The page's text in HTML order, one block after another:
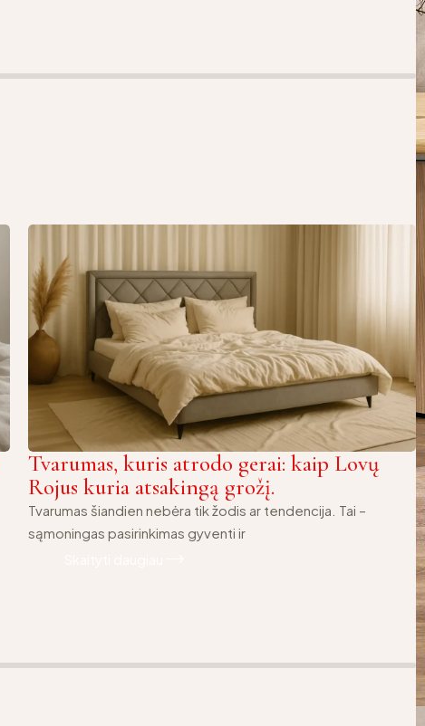
Tvarumas, kuris atrodo gerai: kaip Lovų
Rojus kuria atsakingą grožį.
Tvarumas šiandien nebėra tik žodis ar tendencija. Tai –
sąmoningas pasirinkimas gyventi ir